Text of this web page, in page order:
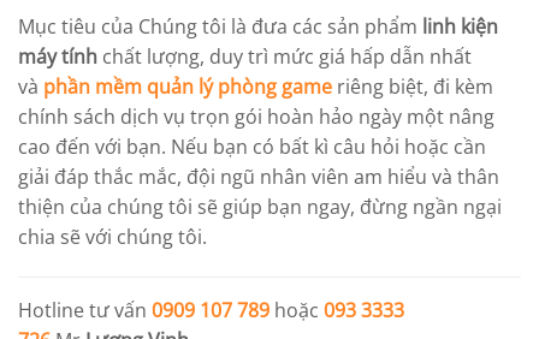
Mục tiêu của Chúng tôi là đưa các sản phẩm linh kiện
máy tính chất lượng, duy trì mức giá hấp dẫn nhất
và phần mềm quản lý phòng game riêng biệt, đi kèm
chính sách dịch vụ trọn gói hoàn hảo ngày một nâng
cao đến với bạn. Nếu bạn có bất kì câu hỏi hoặc cần
giải đáp thắc mắc, đội ngũ nhân viên am hiểu và thân
thiện của chúng tôi sẽ giúp bạn ngay, đừng ngần ngại
chia sẽ với chúng tôi.
Hotline tư vấn 0909 107 789 hoặc 093 3333